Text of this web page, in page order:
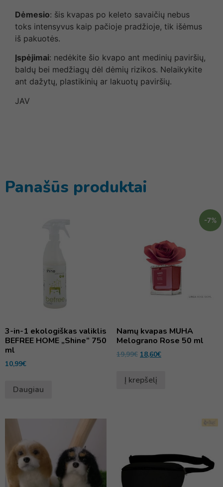
Dėmesio: šis kvapas po keleto savaičių nebus
toks intensyvus kaip pačioje pradžioje, tik išėmus
iš pakuotės.
Įspėjimai: nedėkite šio kvapo ant medinių paviršių,
baldų bei medžiagų dėl dėmių rizikos. Nelaikykite
ant dažytų, plastikinių ar lakuotų paviršių.
JAV
Panašūs produktai
3-in-1 ekologiškas valiklis
BEFREE HOME „Shine” 750
ml
10,99€
Daugiau
-7%
Namų kvapas MUHA
Melograno Rose 50 ml
19,99€ 18,60€
Į krepšelį